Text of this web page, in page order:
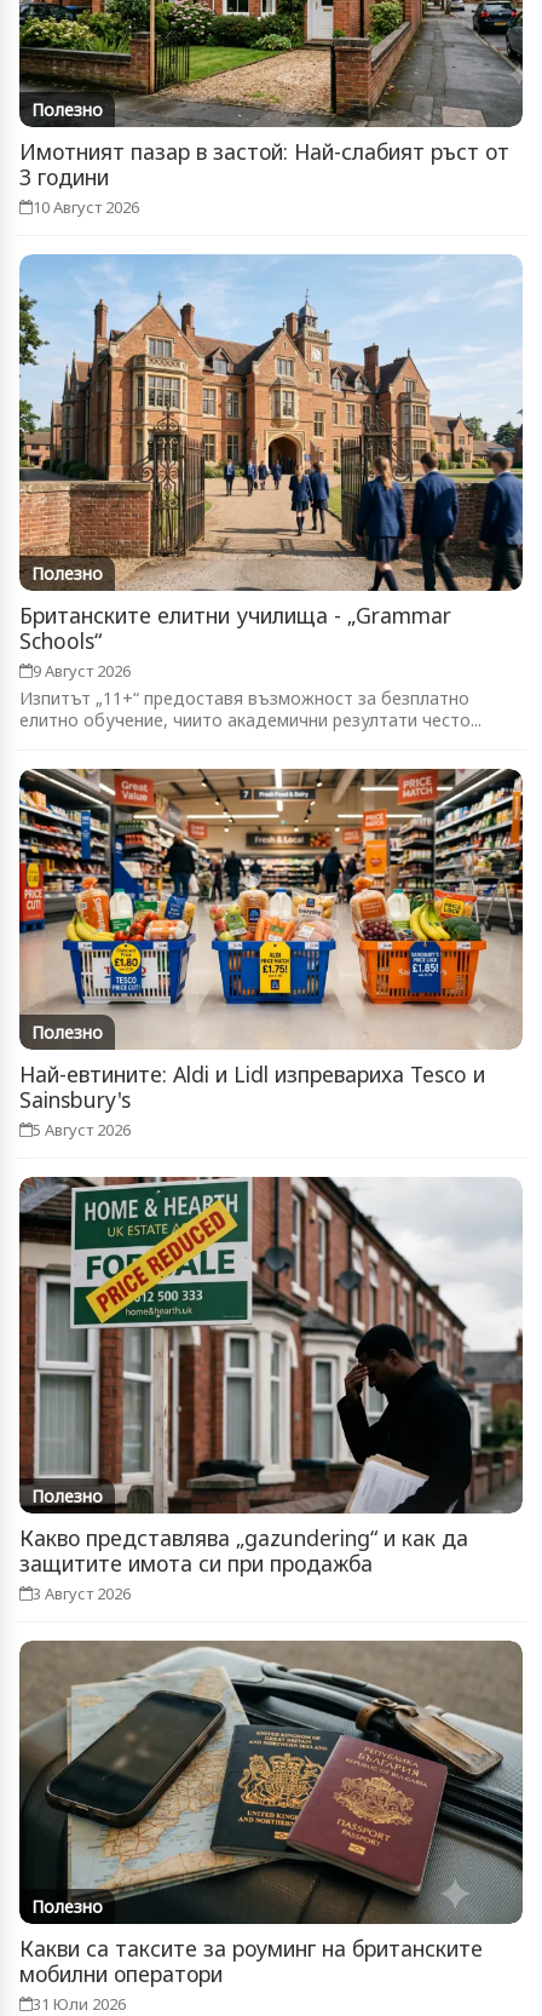
Полезно
Имотният пазар в застой: Най-слабият ръст от
3 години
10 Август 2026
Полезно
Британските елитни училища - „Grammar
Schools“
9 Август 2026
Изпитът „11+“ предоставя възможност за безплатно
елитно обучение, чиито академични резултати често...
Полезно
Най-евтините: Aldi и Lidl изпревариха Tesco и
Sainsbury's
5 Август 2026
Полезно
Какво представлява „gazundering“ и как да
защитите имота си при продажба
3 Август 2026
Полезно
Какви са таксите за роуминг на британските
мобилни оператори
31 Юли 2026